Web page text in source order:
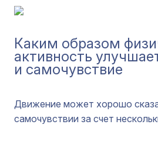
Каким образом
активность
и самочувствие
Движение может хорошо
самочувствии за счет